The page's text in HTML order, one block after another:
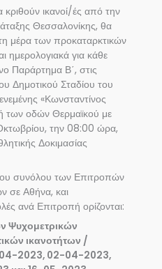
ικανοί/ές από την
Θεσσαλονίκης, θα
μέρα των προκαταρκτικών
ημερολογιακά για κάθε
Παράρτημα Β΄, στις
Δημοτικού Σταδίου του
«Κωνσταντίνος
των οδών Θερμαϊκού με
την 08:00 ώρα,
Δοκιμασίας
συνόλου των Επιτροπών
σε Αθήνα, και
ανά Επιτροπή ορίζονται:
Ψυχομετρικών
ικανοτήτων /
04-2023, 02-04-2023,